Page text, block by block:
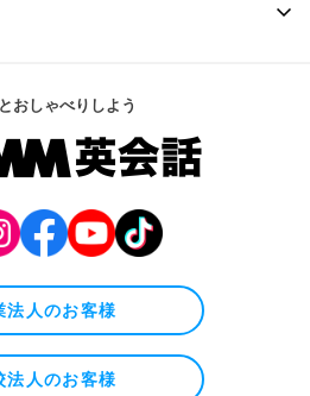
おしゃべりしよう
法人のお客様
法人のお客様